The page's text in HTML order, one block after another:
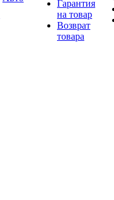
Гарантия
на товар
Возврат
товара